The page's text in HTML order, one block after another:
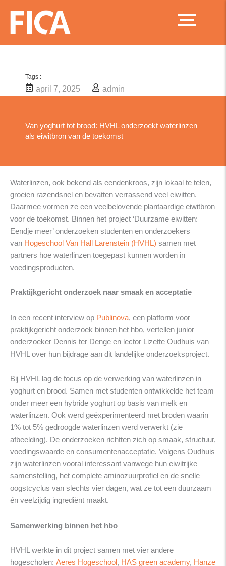
Tags :
april 7, 2025 admin
Van yoghurt tot brood: HVHL onderzoekt waterlinzen
als eiwitbron van de toekomst
Waterlinzen, ook bekend als eendenkroos, zijn lokaal te telen,
groeien razendsnel en bevatten verrassend veel eiwitten.
Daarmee vormen ze een veelbelovende plantaardige eiwitbron
voor de toekomst. Binnen het project ‘Duurzame eiwitten:
Eendje meer’ onderzoeken studenten en onderzoekers
van Hogeschool Van Hall Larenstein (HVHL) samen met
partners hoe waterlinzen toegepast kunnen worden in
voedingsproducten.
Praktijkgericht onderzoek naar smaak en acceptatie
In een recent interview op Publinova, een platform voor
praktijkgericht onderzoek binnen het hbo, vertellen junior
onderzoeker Dennis ter Denge en lector Lizette Oudhuis van
HVHL over hun bijdrage aan dit landelijke onderzoeksproject.
Bij HVHL lag de focus op de verwerking van waterlinzen in
yoghurt en brood. Samen met studenten ontwikkelde het team
onder meer een hybride yoghurt op basis van melk en
waterlinzen. Ook werd geëxperimenteerd met broden waarin
1% tot 5% gedroogde waterlinzen werd verwerkt (zie
afbeelding). De onderzoeken richtten zich op smaak, structuur,
voedingswaarde en consumentenacceptatie. Volgens Oudhuis
zijn waterlinzen vooral interessant vanwege hun eiwitrijke
samenstelling, het complete aminozuurprofiel en de snelle
oogstcyclus van slechts vier dagen, wat ze tot een duurzaam
én veelzijdig ingrediënt maakt.
Samenwerking binnen het hbo
HVHL werkte in dit project samen met vier andere
hogescholen: Aeres Hogeschool , HAS green academy, Hanze